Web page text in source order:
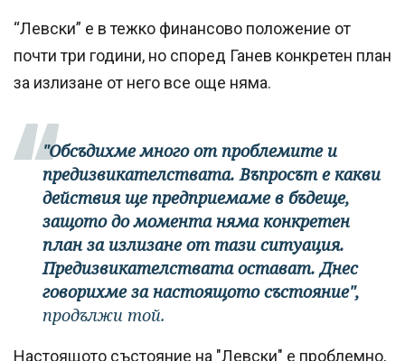
“Левски” е в тежко финансово положение от
почти три години, но според Ганев конкретен план
за излизане от него все още няма.
"Обсъдихме много от проблемите и
предизвикателствата. Въпросът е какви
действия ще предприемаме в бъдеще,
защото до момента няма конкретен
план за излизане от тази ситуация.
Предизвикателствата остават. Днес
говорихме за настоящото състояние",
продължи той.
Настоящото състояние на "Левски" е проблемно,